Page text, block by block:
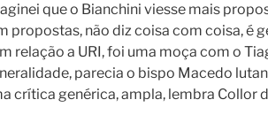
que o Bianchini viesse mais
propostas, não diz coisa com coisa, é
relação a URI, foi uma moça com o
parecia o bispo Macedo
crítica genérica, ampla, lembra Collor